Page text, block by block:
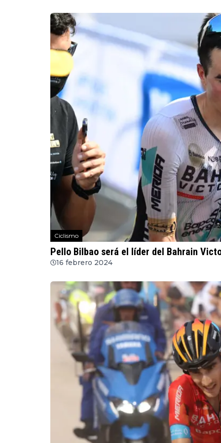
Ciclismo
Pello Bilbao será el líder del Bahrain
16 febrero 2024